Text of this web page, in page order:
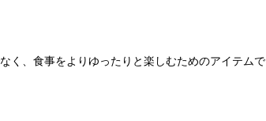
く、食事をよりゆったりと楽しむためのアイテムで